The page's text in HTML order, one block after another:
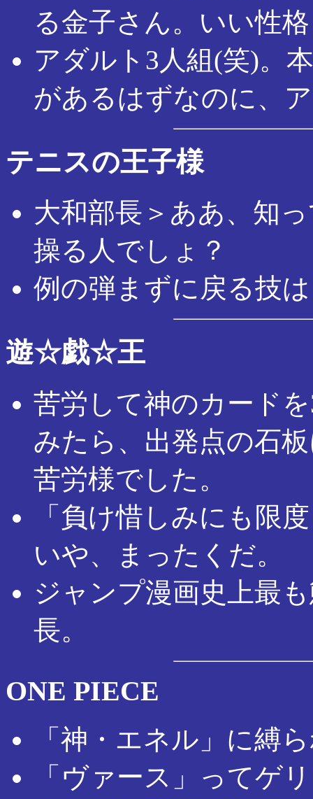
る金子さん。いい性
アダルト3人組(笑)。
があるはずなのに、
テニスの王子様
大和部長＞ああ、知
操る人でしょ？
例の弾まずに戻る技
遊☆戯☆王
苦労して神のカード
みたら、出発点の石
苦労様でした。
「負け惜しみにも限
いや、まったくだ。
ジャンプ漫画史上最
長。
ONE PIECE
「神・エネル」に縛
「ヴァース」ってゲ